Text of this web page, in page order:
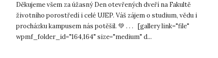
Děkujeme všem za úžasný Den otevřených dveří na Fakultě
životního porostředí i celé UJEP. Váš zájem o studium, vědu i
procházku kampusem nás potěšil. 💚 . . . [gallery link="file"
wpmf_folder_id="164,164" size="medium" d...